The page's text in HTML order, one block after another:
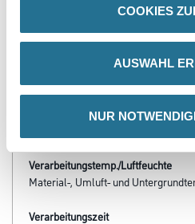
COOKIES
AUSWAHL
NUR
- Hervorragender UV-Schutz durch
- Blockfest
- Edler Effekt durch
- Hoher Feuchteschutz für
- Renovierungsfreundliche
- VOC-richtlinienkonform (2010)
Verarbeitungstemp./Luftfeuchte
Material-, Umluft- und
Verarbeitungszeit